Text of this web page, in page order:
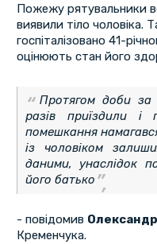
Пожежу рятувальники
виявили тіло чоловіка.
госпіталізовано 41-
оцінюють стан його
Протягом доби за
разів приїздили і
помешкання
із чоловіком
даними, унаслідок
його батько
- повідомив
Кременчука.